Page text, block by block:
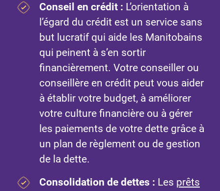
Conseil en crédit : L’orientation à
l’égard du crédit est un service sans
but lucratif qui aide les Manitobains
qui peinent à s’en sortir
financièrement. Votre conseiller ou
conseillère en crédit peut vous aider
à établir votre budget, à améliorer
votre culture financière ou à gérer
les paiements de votre dette grâce à
un plan de règlement ou de gestion
de la dette.
Consolidation de dettes : Les prêts